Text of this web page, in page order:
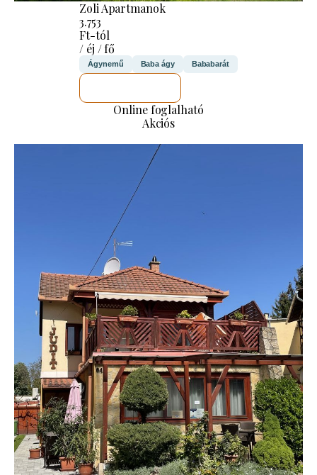
Zoli Apartmanok
3.753
Ft-tól
/ éj / fő
Ágynemű Baba ágy Bababarát
Online foglalható
Akciós